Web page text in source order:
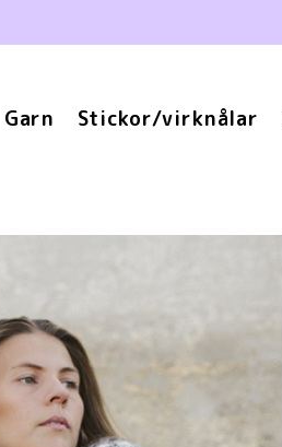
Garn Stickor/virknålar